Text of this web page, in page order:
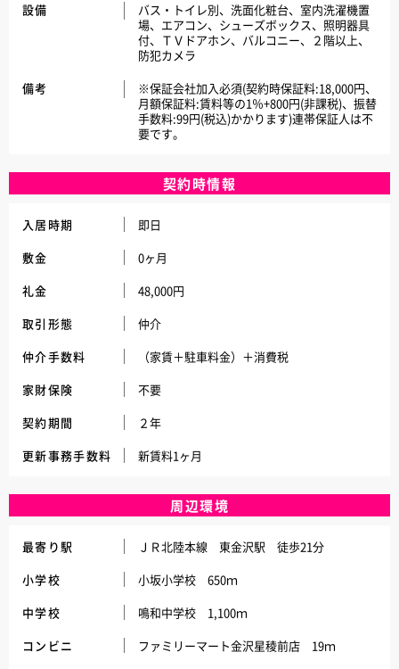
設備
バス・トイレ別、洗面化粧台、室内洗濯機置
場、エアコン、シューズボックス、照明器具
付、ＴＶドアホン、バルコニー、２階以上、
防犯カメラ
備考
※保証会社加入必須(契約時保証料:18,000円、
月額保証料:賃料等の1％+800円(非課税)、振替
手数料:99円(税込)かかります)連帯保証人は不
要です。
契約時情報
入居時期
即日
敷金
0ヶ月
礼金
48,000円
取引形態
仲介
仲介手数料
（家賃＋駐車料金）＋消費税
家財保険
不要
契約期間
２年
更新事務手数料
新賃料1ヶ月
周辺環境
最寄り駅
ＪＲ北陸本線 東金沢駅 徒歩21分
小学校
小坂小学校 650ｍ
中学校
鳴和中学校 1,100ｍ
コンビニ
ファミリーマート金沢星稜前店 19ｍ